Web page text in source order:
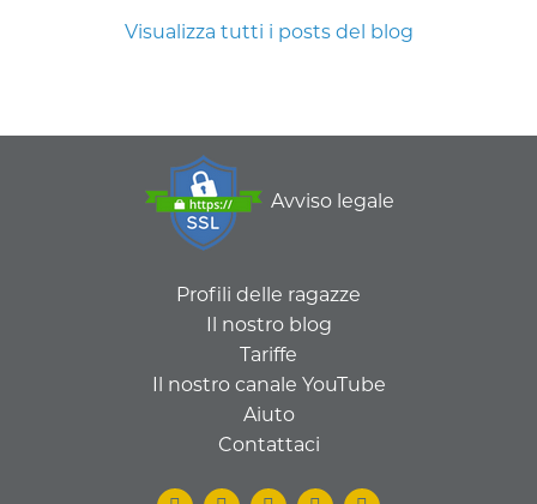
Visualizza tutti i posts del blog
Avviso legale
Profili delle ragazze
Il nostro blog
Tariffe
Il nostro canale YouTube
Aiuto
Contattaci